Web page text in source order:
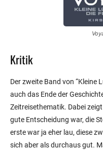
Kritik
Der zweite Band von “Kleine
auch das Ende der
Zeitreisethematik. Dabei
gute Entscheidung war, die
erste war ja eher lau, diese
sich aber als durchaus gut.